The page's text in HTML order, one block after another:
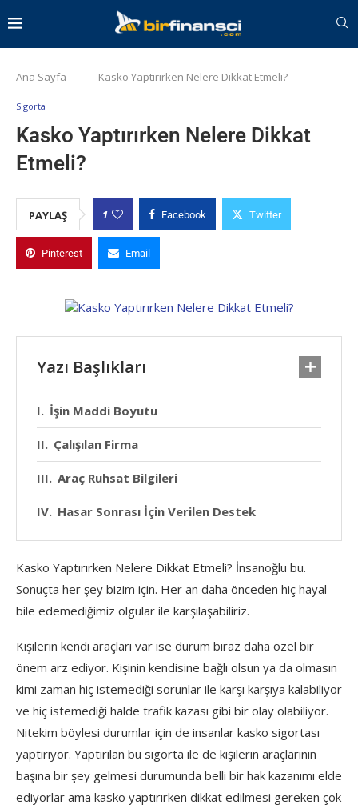
Ana Sayfa - Kasko Yaptırırken Nelere Dikkat Etmeli?
Sigorta
Kasko Yaptırırken Nelere Dikkat
Etmeli?
PAYLAŞ 1 Facebook Twitter
Pinterest Email
Yazı Başlıkları
İşin Maddi Boyutu
Çalışılan Firma
Araç Ruhsat Bilgileri
Hasar Sonrası İçin Verilen Destek
Kasko Yaptırırken Nelere Dikkat Etmeli? İnsanoğlu bu.
Sonuçta her şey bizim için. Her an daha önceden hiç hayal
bile edemediğimiz olgular ile karşılaşabiliriz.
Kişilerin kendi araçları var ise durum biraz daha özel bir
önem arz ediyor. Kişinin kendisine bağlı olsun ya da olmasın
kimi zaman hiç istemediği sorunlar ile karşı karşıya kalabiliyor
ve hiç istemediği halde trafik kazası gibi bir olay olabiliyor.
Nitekim böylesi durumlar için de insanlar kasko sigortası
yaptırıyor. Yaptırılan bu sigorta ile de kişilerin araçlarının
başına bir şey gelmesi durumunda belli bir hak kazanımı elde
ediyorlar ama kasko yaptırırken dikkat edilmesi gereken çok